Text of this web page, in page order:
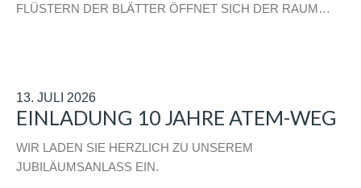
FLÜSTERN DER BLÄTTER ÖFFNET SICH DER RAUM…
13. JULI 2026
EINLADUNG 10 JAHRE ATEM-WEG
WIR LADEN SIE HERZLICH ZU UNSEREM
JUBILÄUMSANLASS EIN.